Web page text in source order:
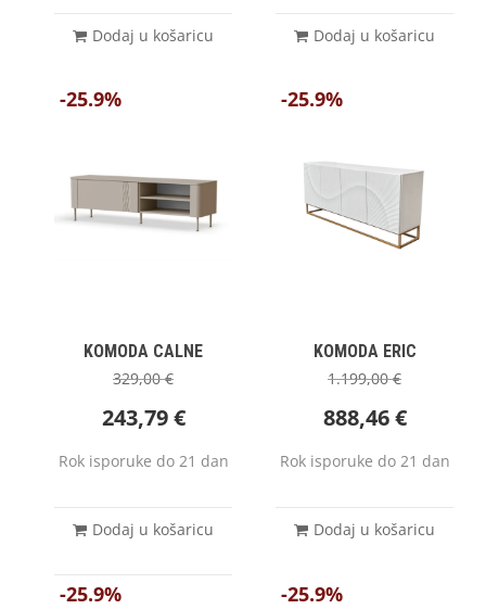
Dodaj u košaricu Dodaj u košaricu
-25.9%
KOMODA CALNE
329,00€
243,79€
Rok isporuke do 21 dan
Dodaj u košaricu
-25.9%
KOMODA ERIC
1.199,00€
888,46€
Rok isporuke do 21 dan
Dodaj u košaricu
-25.9% -25.9%